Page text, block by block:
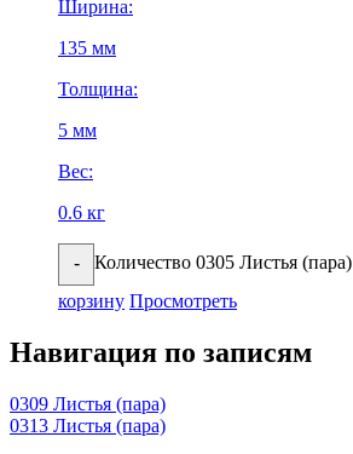
Ширина:
135 мм
Толщина:
5 мм
Вес:
0.6 кг
- Количество 0305 Листья (пара)
корзину Просмотреть
Навигация по записям
0309 Листья (пара)
0313 Листья (пара)